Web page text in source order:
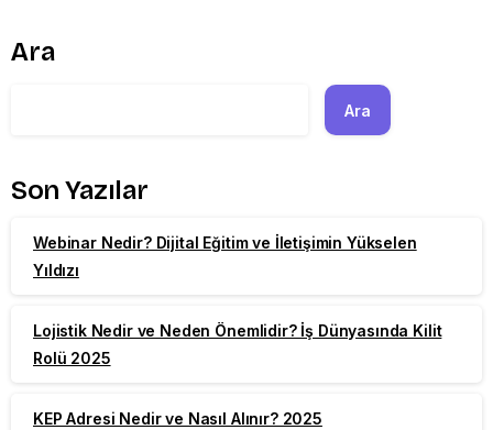
Ara
Ara
Son Yazılar
Webinar Nedir? Dijital Eğitim ve İletişimin Yükselen
Yıldızı
Lojistik Nedir ve Neden Önemlidir? İş Dünyasında Kilit
Rolü 2025
KEP Adresi Nedir ve Nasıl Alınır? 2025